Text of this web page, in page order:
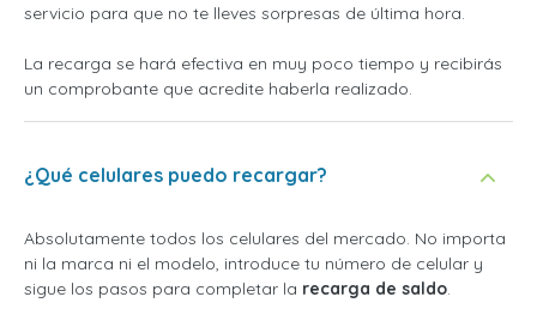
servicio para que no te lleves sorpresas de última hora.
La recarga se hará efectiva en muy poco tiempo y recibirás
un comprobante que acredite haberla realizado.
¿Qué celulares puedo recargar?
Absolutamente todos los celulares del mercado. No importa
ni la marca ni el modelo, introduce tu número de celular y
sigue los pasos para completar la recarga de saldo.